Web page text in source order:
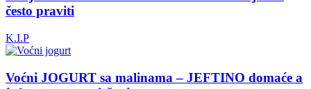
često praviti
K.I.P
Voćni JOGURT sa malinama – JEFTINO domaće a